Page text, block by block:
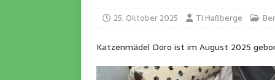
25. Oktober 2025 TI Haßberge
Katzenmädel Doro ist im August 2025